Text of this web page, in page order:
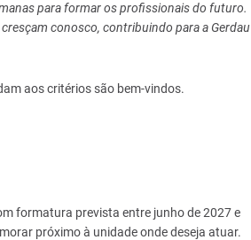
para formar os profissionais do futuro.
conosco, contribuindo para a Gerdau
aos critérios são bem-vindos.
formatura prevista entre junho de 2027 e
próximo à unidade onde deseja atuar.